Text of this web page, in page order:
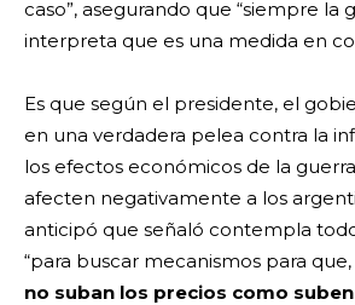
caso”, asegurando que “siempre
interpreta que es una medida en
Es que según el presidente, el
en una verdadera pelea contra la
los efectos económicos de la
afecten negativamente a los
anticipó que señaló contempla
“para buscar mecanismos para
no suban los precios como